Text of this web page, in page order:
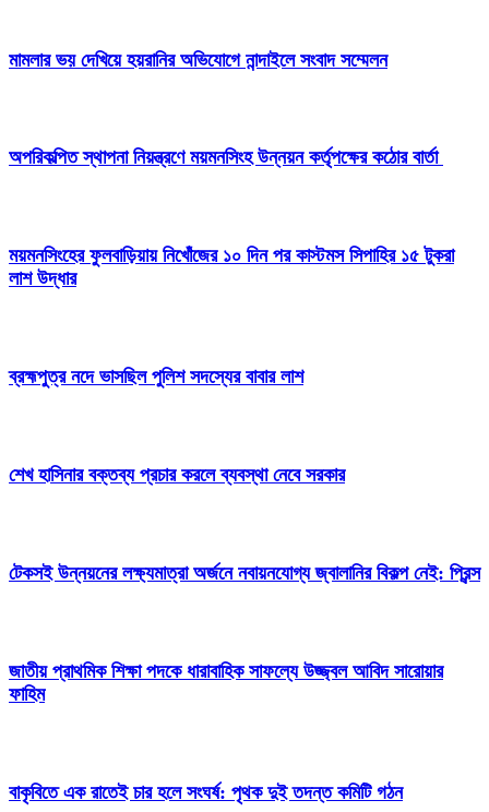
মামলার ভয় দেখিয়ে হয়রানির অভিযোগে নান্দাইলে সংবাদ সম্মেলন
অপরিকল্পিত স্থাপনা নিয়ন্ত্রণে ময়মনসিংহ উন্নয়ন কর্তৃপক্ষের কঠোর বার্তা
ময়মনসিংহের ফুলবাড়িয়ায় নিখোঁজের ১০ দিন পর কাস্টমস সিপাহির ১৫ টুকরা
লাশ উদ্ধার
ব্রহ্মপুত্র নদে ভাসছিল পুলিশ সদস্যের বাবার লাশ
শেখ হাসিনার বক্তব্য প্রচার করলে ব্যবস্থা নেবে সরকার
টেকসই উন্নয়নের লক্ষ্যমাত্রা অর্জনে নবায়নযোগ্য জ্বালানির বিকল্প নেই: প্রিন্স
জাতীয় প্রাথমিক শিক্ষা পদকে ধারাবাহিক সাফল্যে উজ্জ্বল আবিদ সারোয়ার
ফাহিম
বাকৃবিতে এক রাতেই চার হলে সংঘর্ষ: পৃথক দুই তদন্ত কমিটি গঠন